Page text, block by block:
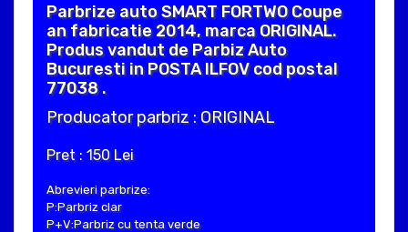
Parbrize auto SMART FORTWO Coupe
an fabricatie 2014, marca ORIGINAL.
Produs vandut de Parbiz Auto
Bucuresti in POSTA ILFOV cod postal
77038 .
Producator parbriz : ORIGINAL
Pret : 150 Lei
Abrevieri parbrize:
P:Parbriz clar
P+V:Parbriz cu tenta verde